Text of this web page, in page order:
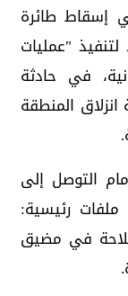
إسقاط طائرة
"عمليات
في حادثة
المنطقة
التوصل إلى
ملفات رئيسية:
في مضيق